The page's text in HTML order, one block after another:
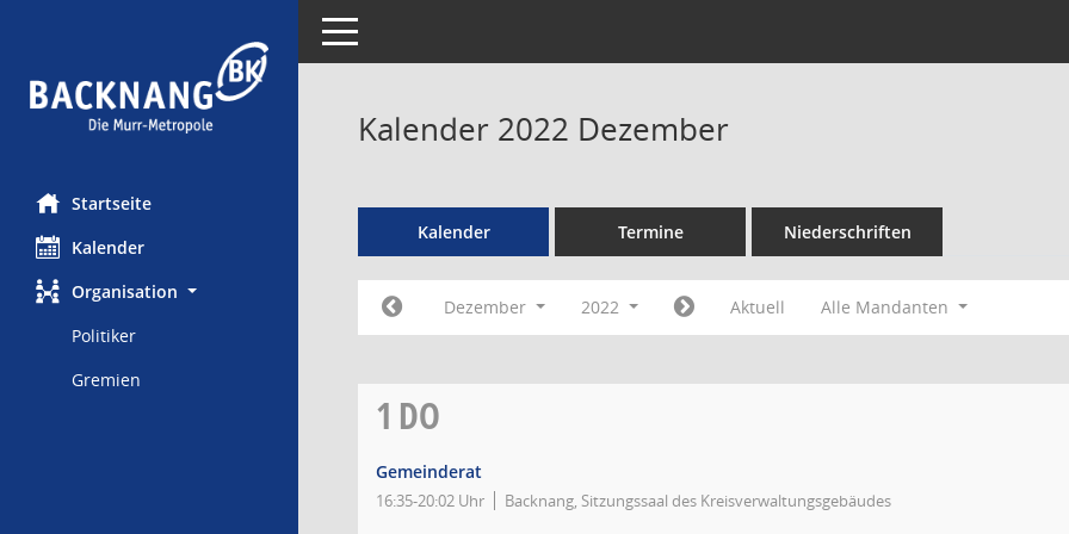
Startseite
Kalender
Organisation
Politiker
Gremien
Toggle navigation
Kalender 2022 Dezember
Kalender Termine Niederschriften
Dezember 2022 Aktuell Alle Mandanten
1 DO
Gemeinderat
16:35-20:02 Uhr Backnang, Sitzungssaal des Kreisverwaltungsgebäudes